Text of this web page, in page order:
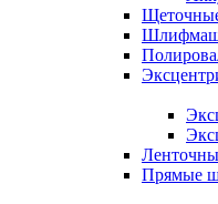
Прямые